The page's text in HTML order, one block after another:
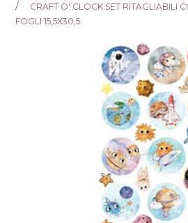
CRAFT O' CLOCK SET RITAGLIABILI
FOGLI 15,5X30,5